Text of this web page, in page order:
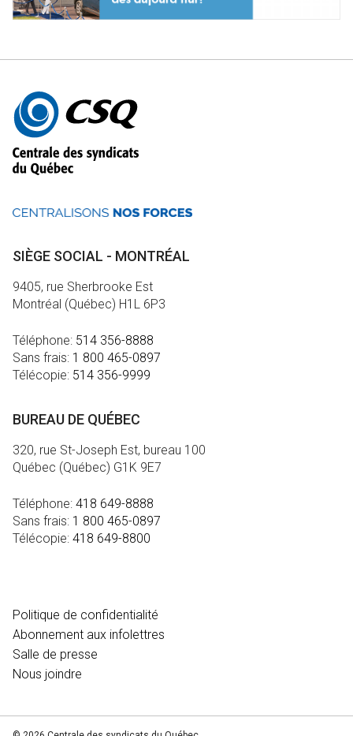
Autres
informations
SIÈGE SOCIAL - MONTRÉAL
9405, rue Sherbrooke Est
Montréal (Québec) H1L 6P3
Téléphone: 514 356-8888
Sans frais: 1 800 465-0897
Télécopie: 514 356-9999
BUREAU DE QUÉBEC
320, rue St-Joseph Est, bureau 100
Québec (Québec) G1K 9E7
Téléphone: 418 649-8888
Sans frais: 1 800 465-0897
Télécopie: 418 649-8800
Politique de confidentialité
Abonnement aux infolettres
Salle de presse
Nous joindre